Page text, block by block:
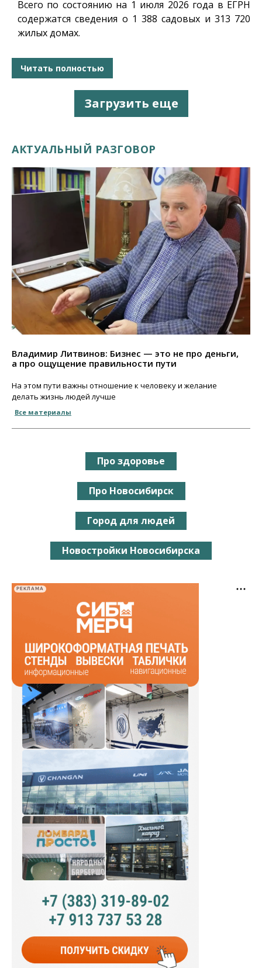
Всего по состоянию на 1 июля 2026 года в ЕГРН
содержатся сведения о 1 388 садовых и 313 720
жилых домах.
Читать полностью
Загрузить еще
АКТУАЛЬНЫЙ РАЗГОВОР
Владимир Литвинов: Бизнес — это не про деньги,
а про ощущение правильности пути
На этом пути важны отношение к человеку и желание
делать жизнь людей лучше
Все материалы
Про здоровье
Про Новосибирск
Город для людей
Новостройки Новосибирска
РЕКЛАМА